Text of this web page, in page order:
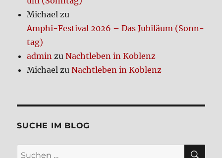
Michael zu
Amphi-Festi­val 2026 – Das Jubi­lä­um (Sonn­
tag)
admin zuNacht­le­ben in Koblenz
Michael zuNacht­le­ben in Koblenz
SUCHE IM BLOG
Suchen